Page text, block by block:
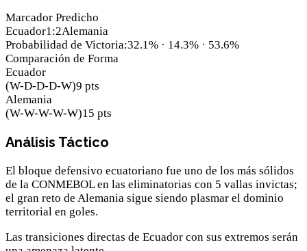
Marcador Predicho
Ecuador1:2Alemania
Probabilidad de Victoria:32.1% · 14.3% · 53.6%
Comparación de Forma
Ecuador
(W-D-D-D-W)9 pts
Alemania
(W-W-W-W-W)15 pts
Análisis Táctico
El bloque defensivo ecuatoriano fue uno de los más sólidos
de la CONMEBOL en las eliminatorias con 5 vallas invictas;
el gran reto de Alemania sigue siendo plasmar el dominio
territorial en goles.
Las transiciones directas de Ecuador con sus extremos serán